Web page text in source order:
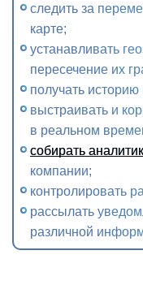
следить за
карте;
устанавливать
пересечение их
получать
выстраивать и
в реальном
собирать
компании;
контролировать
рассылать
различной